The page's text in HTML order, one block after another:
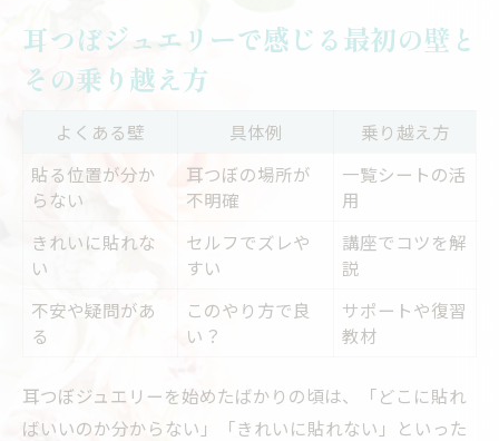
耳つぼジュエリーで感じる最初の壁と
その乗り越え方
よくある壁 具体例
乗り越え方
貼る位置が分か
らない
耳つぼの場所が
不明確
一覧シートの活
用
きれいに貼れな
い
セルフでズレや
すい
講座でコツを解
説
不安や疑問があ
る
このやり方で良
い？
サポートや復習
教材
耳つぼジュエリーを始めたばかりの頃は、「どこに貼れ
ばいいのか分からない」「きれいに貼れない」といった